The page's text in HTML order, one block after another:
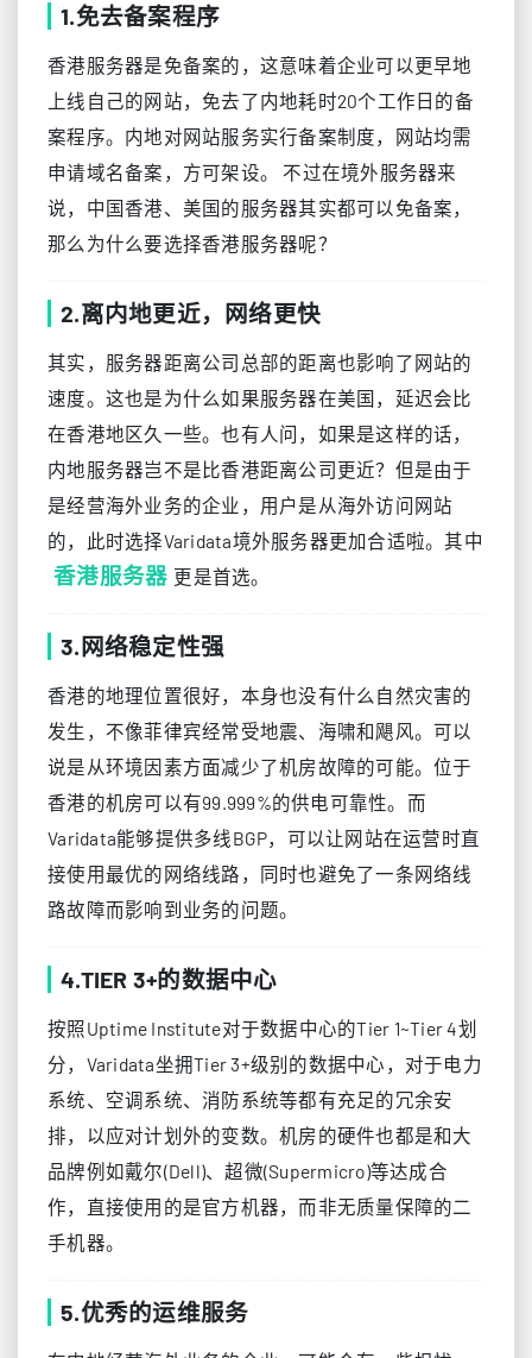
1.免去备案程序
香港服务器是免备案的，这意味着企业可以更早地
上线自己的网站，免去了内地耗时20个工作日的备
案程序。内地对网站服务实行备案制度，网站均需
申请域名备案，方可架设。 不过在境外服务器来
说，中国香港、美国的服务器其实都可以免备案，
那么为什么要选择香港服务器呢？
2.离内地更近，网络更快
其实，服务器距离公司总部的距离也影响了网站的
速度。这也是为什么如果服务器在美国，延迟会比
在香港地区久一些。也有人问，如果是这样的话，
内地服务器岂不是比香港距离公司更近？但是由于
是经营海外业务的企业，用户是从海外访问网站
的，此时选择Varidata境外服务器更加合适啦。其中
香港服务器 更是首选。
3.网络稳定性强
香港的地理位置很好，本身也没有什么自然灾害的
发生，不像菲律宾经常受地震、海啸和飓风。可以
说是从环境因素方面减少了机房故障的可能。位于
香港的机房可以有99.999%的供电可靠性。而
Varidata能够提供多线BGP，可以让网站在运营时直
接使用最优的网络线路，同时也避免了一条网络线
路故障而影响到业务的问题。
4.TIER 3+的数据中心
按照Uptime Institute对于数据中心的Tier 1~Tier 4划
分，Varidata坐拥Tier 3+级别的数据中心，对于电力
系统、空调系统、消防系统等都有充足的冗余安
排，以应对计划外的变数。机房的硬件也都是和大
品牌例如戴尔(Dell)、超微(Supermicro)等达成合
作，直接使用的是官方机器，而非无质量保障的二
手机器。
5.优秀的运维服务